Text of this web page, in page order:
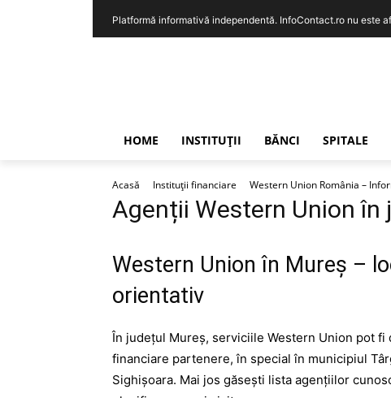
Platformă informativă independentă. InfoContact.ro nu este
HOME INSTITUȚII BĂNCI SPITALE
Acasă Instituții financiare Western Union România –
Agenții Western Union în
Western Union în Mureș –
orientativ
În județul Mureș, serviciile Western Union pot
financiare partenere, în special în municipiul
Sighișoara. Mai jos găsești lista agențiilor